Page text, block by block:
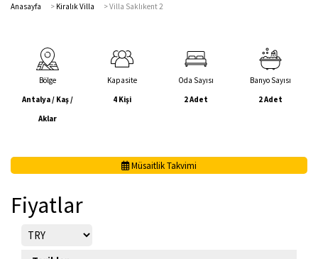
Anasayfa > Kiralık Villa >Villa Saklıkent 2
Bölge
Antalya / Kaş /
Aklar
Kapasite
4 Kişi
Oda Sayısı
2 Adet
Banyo Sayısı
2 Adet
Müsaitlik Takvimi
Fiyatlar